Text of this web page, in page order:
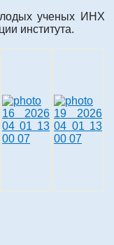
ученых ИНХ
института.